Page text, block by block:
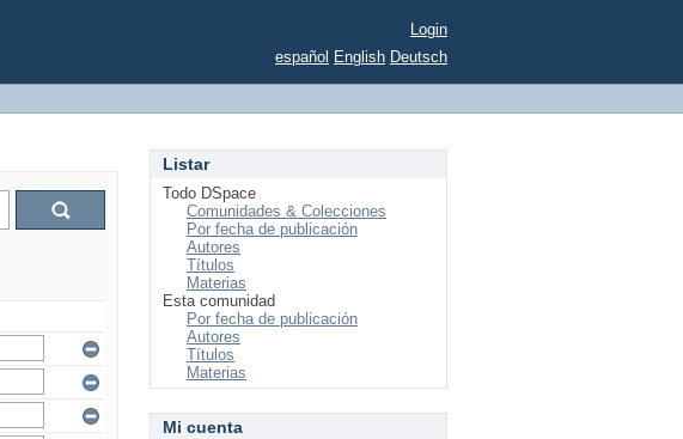
Login
español English Deutsch
Listar
Todo DSpace
Comunidades & Colecciones
Por fecha de publicación
Autores
Títulos
Materias
Esta comunidad
Por fecha de publicación
Autores
Títulos
Materias
Mi cuenta